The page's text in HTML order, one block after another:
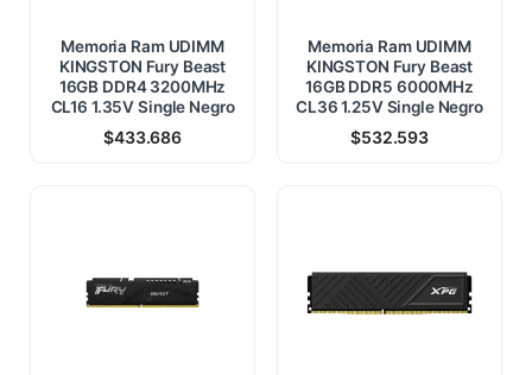
Memoria Ram UDIMM
KINGSTON Fury Beast
16GB DDR4 3200MHz
CL16 1.35V Single Negro
$433.686
Memoria Ram UDIMM
KINGSTON Fury Beast
16GB DDR5 6000MHz
CL36 1.25V Single Negro
$532.593